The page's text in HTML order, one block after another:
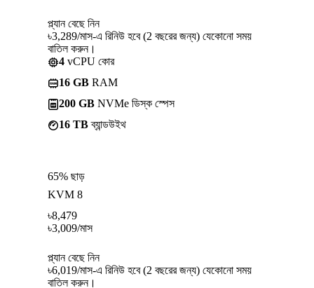
প্ল্যান বেছে নিন
৳3,289/মাস-এ রিনিউ হবে (2 বছরের জন্য) যেকোনো সময়
বাতিল করুন।
4 vCPU কোর
16 GB RAM
200 GB NVMe ডিস্ক স্পেস
16 TBব্যান্ডউইথ
65% ছাড়
KVM 8
৳8,479
৳3,009/মাস
প্ল্যান বেছে নিন
৳6,019/মাস-এ রিনিউ হবে (2 বছরের জন্য) যেকোনো সময়
বাতিল করুন।